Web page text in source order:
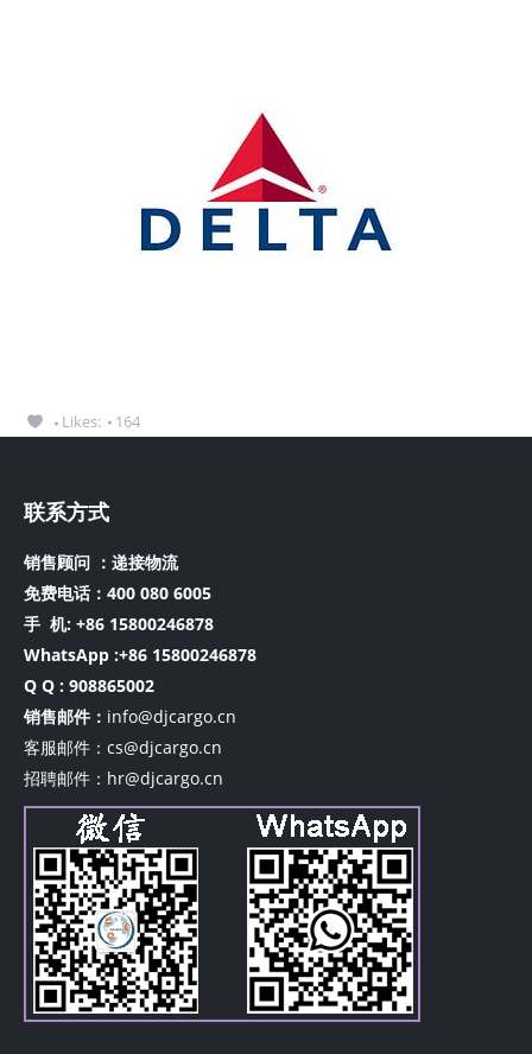
Likes: 164
联系方式
销售顾问 ：递接物流
免费电话：400 080 6005
手 机: +86 15800246878
WhatsApp :+86 15800246878
Q Q : 908865002
销售邮件： info@djcargo.cn
客服邮件：cs@djcargo.cn
招聘邮件：hr@djcargo.cn